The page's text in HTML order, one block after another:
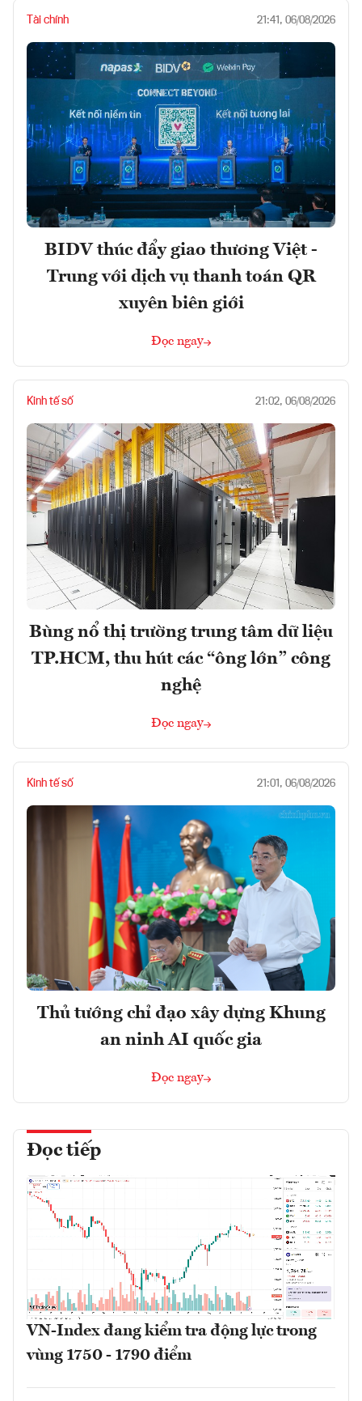
Tài chính 21:41, 06/08/2026
BIDV thúc đẩy giao thương Việt -
Trung với dịch vụ thanh toán QR
xuyên biên giới
Đọc ngay
Kinh tế số 21:02, 06/08/2026
Bùng nổ thị trường trung tâm dữ liệu
TP.HCM, thu hút các “ông lớn” công
nghệ
Đọc ngay
Kinh tế số 21:01, 06/08/2026
Thủ tướng chỉ đạo xây dựng Khung
an ninh AI quốc gia
Đọc ngay
Đọc tiếp
VN-Index đang kiểm tra động lực trong
vùng 1750 - 1790 điểm